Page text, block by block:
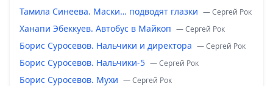
Тамила Синеева. Маски… подводят глазки — Сергей Рок
Ханапи Эбеккуев. Автобус в Майкоп — Сергей Рок
Борис Суросевов. Нальчики и директора — Сергей Рок
Борис Суросевов. Нальчики-5 — Сергей Рок
Борис Суросевов. Мухи — Сергей Рок